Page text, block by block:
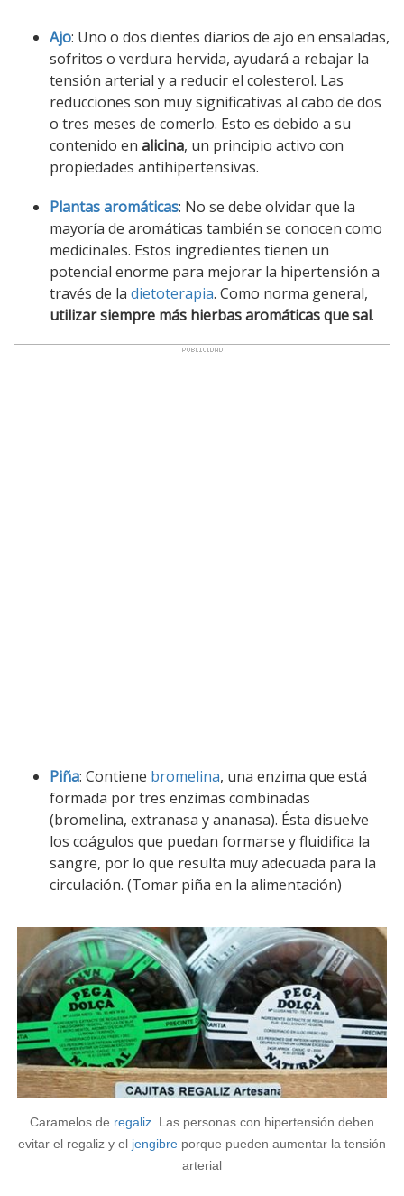
Ajo: Uno o dos dientes diarios de ajo en ensaladas,
sofritos o verdura hervida, ayudará a rebajar la
tensión arterial y a reducir el colesterol. Las
reducciones son muy significativas al cabo de dos
o tres meses de comerlo. Esto es debido a su
contenido en alicina, un principio activo con
propiedades antihipertensivas.
Plantas aromáticas: No se debe olvidar que la
mayoría de aromáticas también se conocen como
medicinales. Estos ingredientes tienen un
potencial enorme para mejorar la hipertensión a
través de la dietoterapia. Como norma general,
utilizar siempre más hierbas aromáticas que sal.
Piña: Contiene bromelina, una enzima que está
formada por tres enzimas combinadas
(bromelina, extranasa y ananasa). Ésta disuelve
los coágulos que puedan formarse y fluidifica la
sangre, por lo que resulta muy adecuada para la
circulación. (Tomar piña en la alimentación)
Caramelos de regaliz. Las personas con hipertensión deben
evitar el regaliz y el jengibre porque pueden aumentar la tensión
arterial